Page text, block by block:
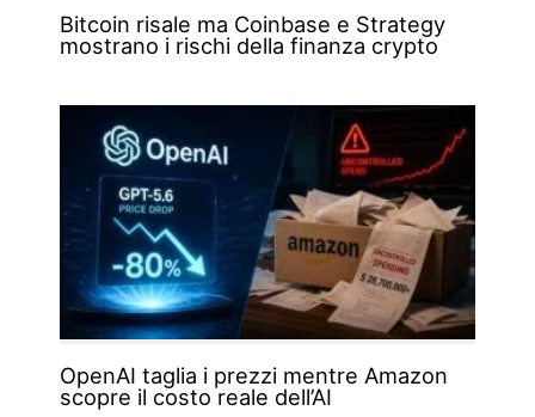
Bitcoin risale ma Coinbase e Strategy
mostrano i rischi della finanza crypto
OpenAI taglia i prezzi mentre Amazon
scopre il costo reale dell’AI